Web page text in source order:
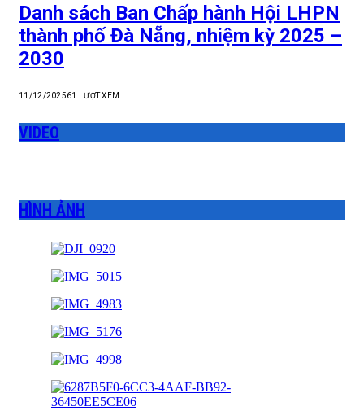
Danh sách Ban Chấp hành Hội LHPN
thành phố Đà Nẵng, nhiệm kỳ 2025 –
2030
11/12/202561 LƯỢT XEM
VIDEO
HÌNH ẢNH